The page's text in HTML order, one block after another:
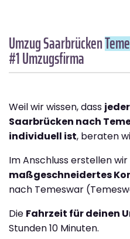
Umzug Saarbrücken
#1 Umzugsfirma
Weil wir wissen, dass
Saarbrücken nach
individuell ist, beraten
Im Anschluss erstellen
maßgeschneidertes
nach Temeswar
Die Fahrzeit für deinen
Stunden 10 Minuten.